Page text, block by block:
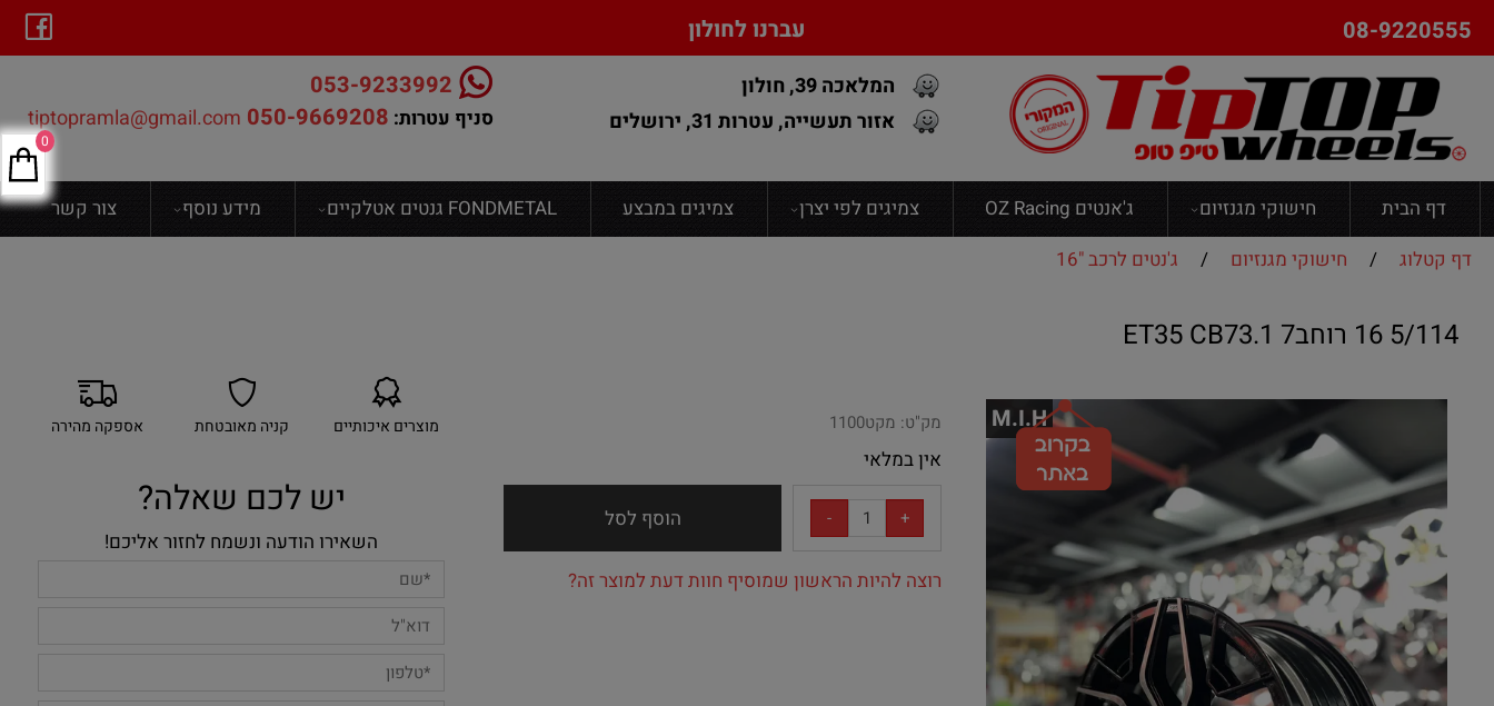
08-9220555 עברנו לחולון
המלאכה 39, חולון
אזור תעשייה, עטרות 31, ירושלים
053-9233992
סניף עטרות: 050-9669208
tiptopramla@gmail.com
דף הבית חישוקי מגנזיום ג'אנטים OZ Racing צמיגים לפי יצרן צמיגים במבצע FONDMETAL גנטים אטלקיים מידע נוסף
צור קשר
דף קטלוג
/ חישוקי מגנזיום / ג'נטים לרכב "16
5/114 16 רוחב7 ET35 CB73.1
M.I.H מק"ט: מקט1100
אין במלאי
הוסף לסל
רוצה להיות הראשון שמוסיף חוות דעת למוצר זה?
מוצרים איכותיים קניה מאובטחת אספקה מהירה
יש לכם שאלה?
השאירו הודעה ונשמח לחזור אליכם!
0